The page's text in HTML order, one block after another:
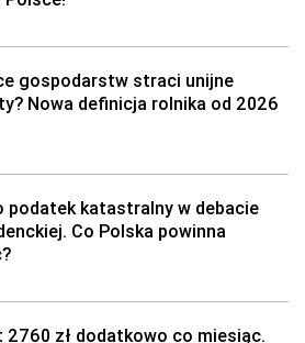
gospodarstw straci unijne
Nowa definicja rolnika od 2026
podatek katastralny w debacie
Co Polska powinna
2760 zł dodatkowo co miesiąc.